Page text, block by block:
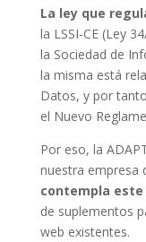
La ley que
la LSSI-CE (Ley
la Sociedad de
la misma está
Datos, y por
el Nuevo
Por eso, la
nuestra empresa
contempla
de suplementos
web existentes.